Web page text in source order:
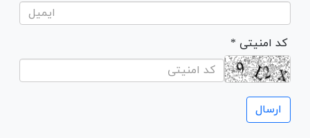
* کد امنیتی